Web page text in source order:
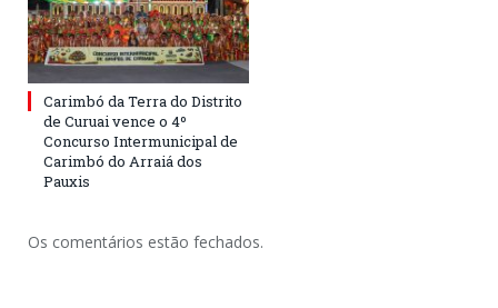
Carimbó da Terra do Distrito
de Curuai vence o 4º
Concurso Intermunicipal de
Carimbó do Arraiá dos
Pauxis
Os comentários estão fechados.